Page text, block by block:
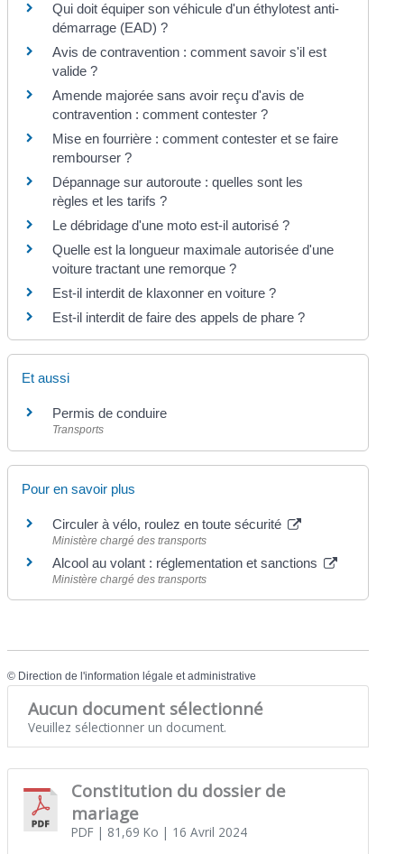
Qui doit équiper son véhicule d'un éthylotest anti-
démarrage (EAD) ?
Avis de contravention : comment savoir s'il est
valide ?
Amende majorée sans avoir reçu d'avis de
contravention : comment contester ?
Mise en fourrière : comment contester et se faire
rembourser ?
Dépannage sur autoroute : quelles sont les
règles et les tarifs ?
Le débridage d'une moto est-il autorisé ?
Quelle est la longueur maximale autorisée d'une
voiture tractant une remorque ?
Est-il interdit de klaxonner en voiture ?
Est-il interdit de faire des appels de phare ?
Et aussi
Permis de conduire
Transports
Pour en savoir plus
Circuler à vélo, roulez en toute sécurité
Ministère chargé des transports
Alcool au volant : réglementation et sanctions
Ministère chargé des transports
© Direction de l'information légale et administrative
Aucun document sélectionné
Veuillez sélectionner un document.
Constitution du dossier de
mariage
PDF| 81,69 Ko | 16 Avril 2024